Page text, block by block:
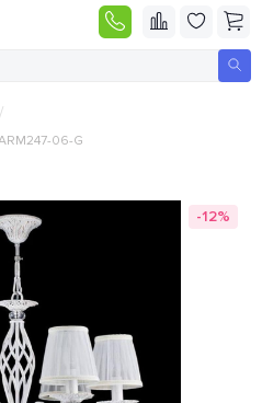
/
06-G
-12%